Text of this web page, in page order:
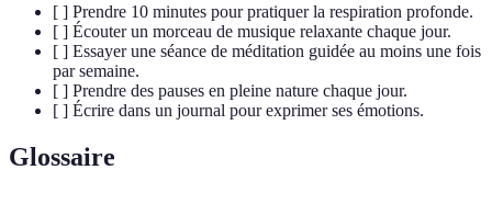
[ ] Prendre 10 minutes pour pratiquer la respiration profonde.
[ ] Écouter un morceau de musique relaxante chaque jour.
[ ] Essayer une séance de méditation guidée au moins une fois
par semaine.
[ ] Prendre des pauses en pleine nature chaque jour.
[ ] Écrire dans un journal pour exprimer ses émotions.
Glossaire